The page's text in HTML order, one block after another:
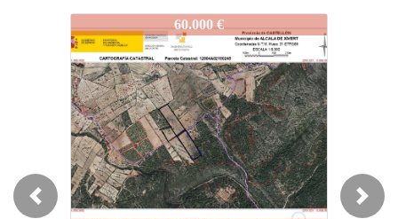
60.000 €
308-0001
Previous Next